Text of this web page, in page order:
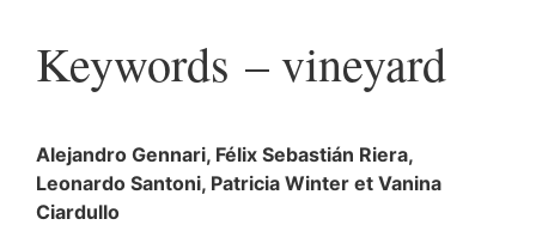
Keywords – vineyard
Alejandro Gennari, Félix Sebastián Riera,
Leonardo Santoni, Patricia Winter et Vanina
Ciardullo